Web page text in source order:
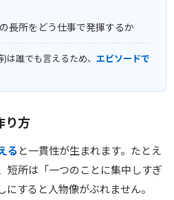
長所をどう仕事で発揮するか
)は誰でも言えるため、エピソードで
り方
る と一貫性が生まれます。たとえ
短所は「一つのことに集中しすぎ
すると人物像がぶれません。